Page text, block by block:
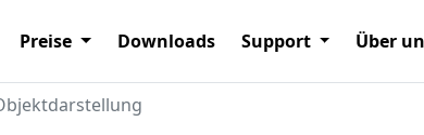
Preise Downloads Support Über